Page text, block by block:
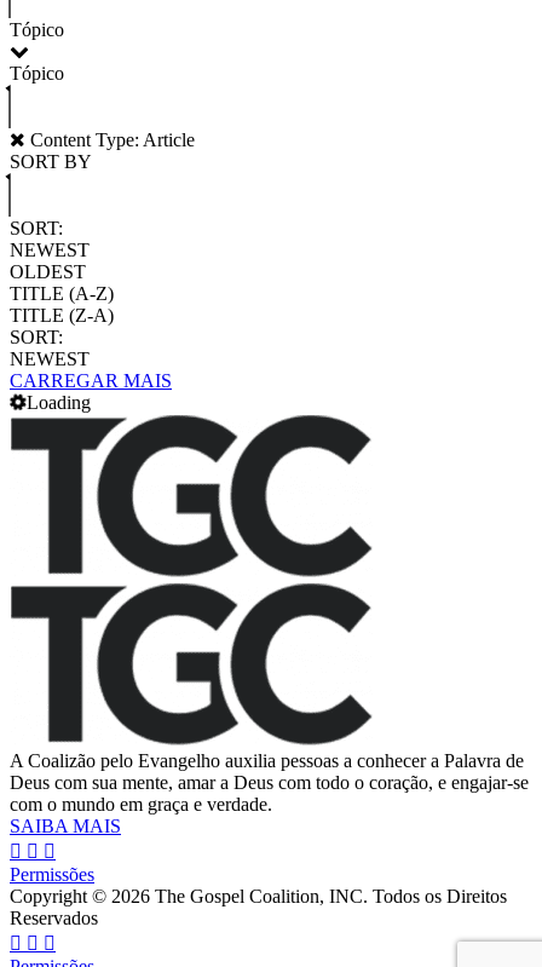
Tópico
Tópico
Content Type: Article
SORT BY
SORT:
NEWEST
OLDEST
TITLE (A-Z)
TITLE (Z-A)
SORT:
NEWEST
CARREGAR MAIS
Loading
A Coalizão pelo Evangelho auxilia pessoas a conhecer a Palavra de
Deus com sua mente, amar a Deus com todo o coração, e engajar-se
com o mundo em graça e verdade.
SAIBA MAIS
Permissões
Copyright © 2026 The Gospel Coalition, INC. Todos os Direitos
Reservados